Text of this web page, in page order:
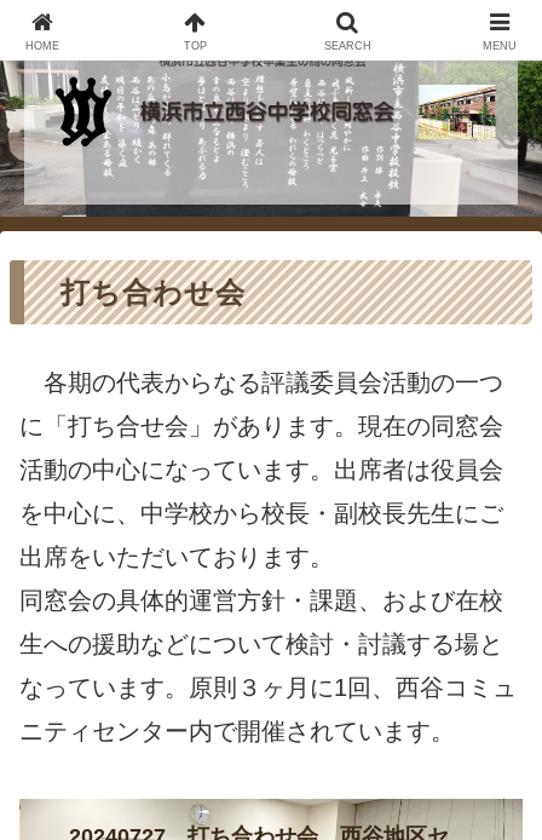
打ち合わせ会
各期の代表からなる評議委員会活動の一つ
に「打ち合せ会」があります。現在の同窓会
活動の中心になっています。出席者は役員会
を中心に、中学校から校長・副校長先生にご
出席をいただいております。
同窓会の具体的運営方針・課題、および在校
生への援助などについて検討・討議する場と
なっています。原則３ヶ月に1回、西谷コミュ
ニティセンター内で開催されています。
HOME TOP SEARCH MENU